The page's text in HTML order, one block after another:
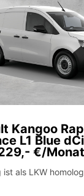
Kangoo
L1 Blue
€/Monat
ist als LKW